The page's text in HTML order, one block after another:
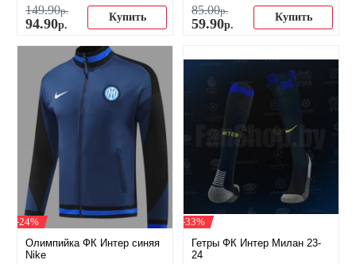
149.90р.
94.90р.
Купить
85.00р.
59.90р.
Купить
-24%
Олимпийка ФК Интер синяя
Nike
-33%
Гетры ФК Интер Милан 23-
24